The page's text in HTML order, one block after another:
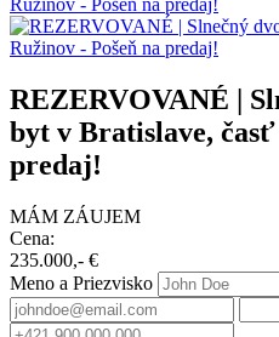
REZERVOVANÉ |
byt v Bratislave, časť
predaj!
MÁM ZÁUJEM
Cena:
235.000,- €
Meno a Priezvisko